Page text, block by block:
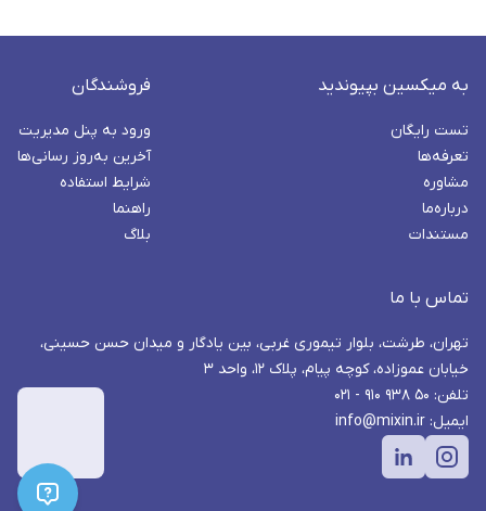
به میکسین بپیوندید
تست رایگان
تعرفه‌ها
مشاوره
درباره‌ما
مستندات
فروشندگان
ورود به پنل مدیریت
آخرین به‌روز رسانی‌ها
شرایط استفاده
راهنما
بلاگ
تماس با ما
تهران، طرشت، بلوار تیموری غربی، بین یادگار و میدان حسن حسینی،
خیابان عموزاده، کوچه پیام، پلاک ۱۲، واحد ۳
تلفن: ۵۰ ۹۳۸ ۹۱۰ - ۰۲۱
ایمیل: info@mixin.ir